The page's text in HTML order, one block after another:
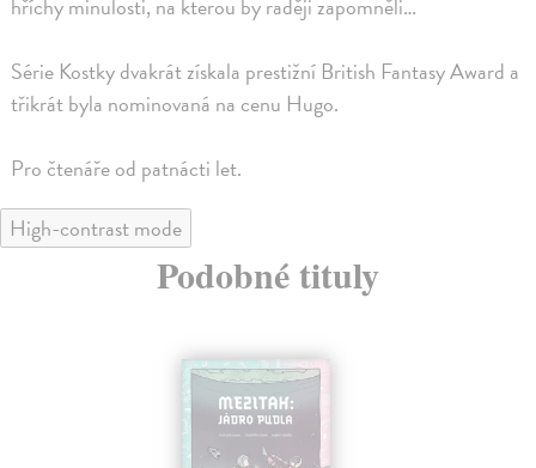
Série Kostky dvakrát získala prestižní British Fantasy Award a
třikrát byla nominovaná na cenu Hugo.
Pro čtenáře od patnácti let.
High-contrast mode
Podobné tituly